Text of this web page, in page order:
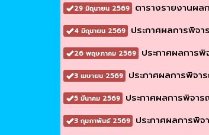
29 มิถุนายน 2569 ตารางรายงานผ
4 มิถุนายน 2569 ประกาศผลการพิจ
26 พฤษภาคม 2569 ประกาศผลการ
3 เมษายน 2569 ประกาศผลการพิจา
5 มีนาคม 2569 ประกาศผลการพิจา
3 กุมภาพันธ์ 2569 ประกาศผลการพิ